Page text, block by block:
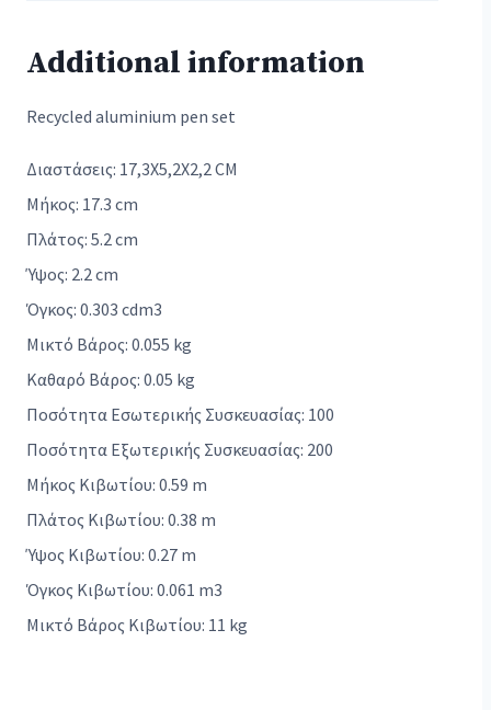
Additional information
Recycled aluminium pen set
Διαστάσεις: 17,3X5,2X2,2 CM
Μήκος: 17.3 cm
Πλάτος: 5.2 cm
Ύψος: 2.2 cm
Όγκος: 0.303 cdm3
Μικτό Βάρος: 0.055 kg
Καθαρό Βάρος: 0.05 kg
Ποσότητα Εσωτερικής Συσκευασίας: 100
Ποσότητα Εξωτερικής Συσκευασίας: 200
Μήκος Κιβωτίου: 0.59 m
Πλάτος Κιβωτίου: 0.38 m
Ύψος Κιβωτίου: 0.27 m
Όγκος Κιβωτίου: 0.061 m3
Μικτό Βάρος Κιβωτίου: 11 kg